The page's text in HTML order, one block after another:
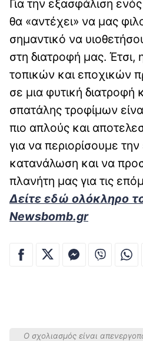
Για την εξασφάλιση
θα «αντέχει» να μας
σημαντικό να
στη διατροφή μας.
τοπικών και εποχικών
σε μια φυτική διατροφή
σπατάλης τροφίμων
πιο απλούς και
για να περιορίσουμε
κατανάλωση και να
πλανήτη μας για τις
Δείτε εδώ ολόκληρο
Newsbomb.gr
Ο σχολιασμός είναι